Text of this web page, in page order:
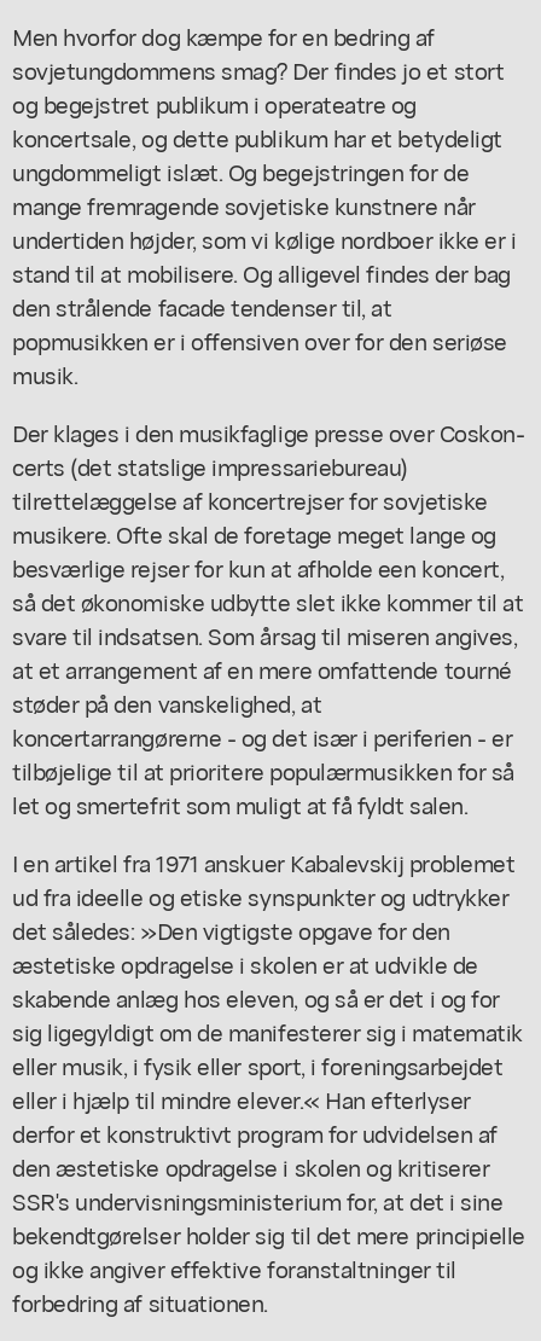
Men hvorfor dog kæmpe for en bedring af
sovjetungdommens smag? Der findes jo et stort
og begejstret publikum i operateatre og
koncertsale, og dette publikum har et betydeligt
ungdommeligt islæt. Og begejstringen for de
mange fremragende sovjetiske kunstnere når
undertiden højder, som vi kølige nordboer ikke er i
stand til at mobilisere. Og alligevel findes der bag
den strålende facade tendenser til, at
popmusikken er i offensiven over for den seriøse
musik.
Der klages i den musikfaglige presse over Coskon-
certs (det statslige impressariebureau)
tilrettelæggelse af koncertrejser for sovjetiske
musikere. Ofte skal de foretage meget lange og
besværlige rejser for kun at afholde een koncert,
så det økonomiske udbytte slet ikke kommer til at
svare til indsatsen. Som årsag til miseren angives,
at et arrangement af en mere omfattende tourné
støder på den vanskelighed, at
koncertarrangørerne - og det især i periferien - er
tilbøjelige til at prioritere populærmusikken for så
let og smertefrit som muligt at få fyldt salen.
I en artikel fra 1971 anskuer Kabalevskij problemet
ud fra ideelle og etiske synspunkter og udtrykker
det således: »Den vigtigste opgave for den
æstetiske opdragelse i skolen er at udvikle de
skabende anlæg hos eleven, og så er det i og for
sig ligegyldigt om de manifesterer sig i matematik
eller musik, i fysik eller sport, i foreningsarbejdet
eller i hjælp til mindre elever.« Han efterlyser
derfor et konstruktivt program for udvidelsen af
den æstetiske opdragelse i skolen og kritiserer
SSR's undervisningsministerium for, at det i sine
bekendtgørelser holder sig til det mere principielle
og ikke angiver effektive foranstaltninger til
forbedring af situationen.